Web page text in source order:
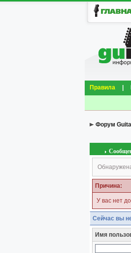
Правила
Форум
Причина:
У вас нет
Сейчас вы
Имя